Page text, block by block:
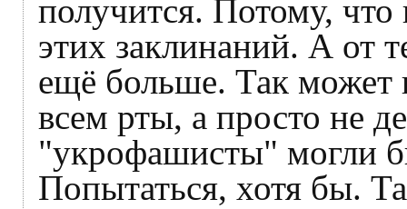
получится. Потому, что
этих заклинаний. А от
ещё больше. Так может
всем рты, а просто не
"укрофашисты" могли
Попытаться, хотя бы.